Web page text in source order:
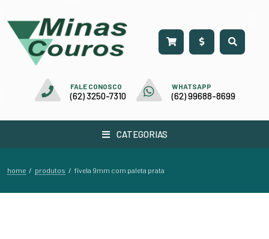
FALE CONOSCO
(62) 3250-7310
WHATSAPP
(62) 99688-8699
CATEGORIAS
home / produtos / fivela 9mm com paleta prata